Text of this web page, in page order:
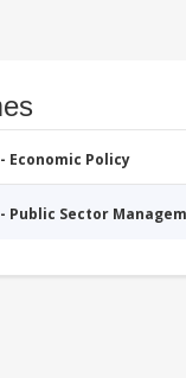
- Economic Policy
- Public Sector